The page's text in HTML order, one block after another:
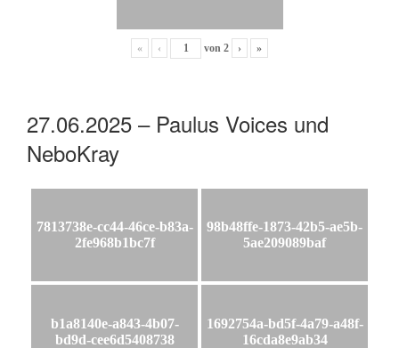
« ‹ von 2 › »
27.06.2025 – Paulus Voices und
NeboKray
7813738e-cc44-46ce-b83a-
2fe968b1bc7f
98b48ffe-1873-42b5-ae5b-
5ae209089baf
b1a8140e-a843-4b07-
bd9d-cee6d5408738
1692754a-bd5f-4a79-a48f-
16cda8e9ab34